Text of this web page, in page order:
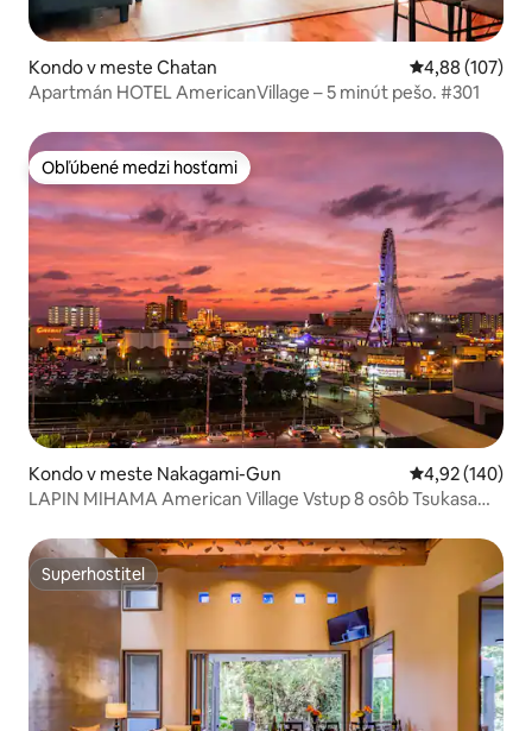
Kondo v meste Chatan Priemerné
4,88 (107)
Apartmán HOTEL AmericanVillage – 5 minút pešo. #301
Obľúbené medzi hosťami
Obľúbené medzi hosťami
Kondo v meste Nakagami-Gun Priemerné
4,92 (140)
LAPIN MIHAMA American Village Vstup 8 osôb Tsukasa
Superhostiteľ
Superhostiteľ